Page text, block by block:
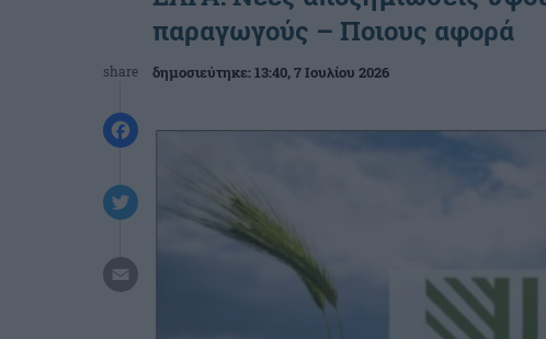
share
παραγωγούς – Ποιους αφορά
δημοσιεύτηκε:13:40, 7 Ιουλίου 2026